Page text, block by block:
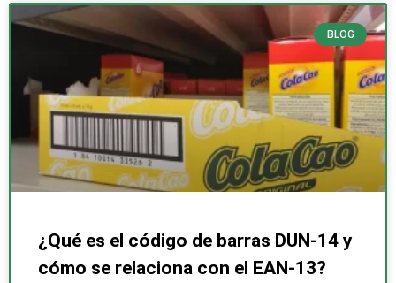
BLOG
¿Qué es el código de barras DUN-14 y
cómo se relaciona con el EAN-13?